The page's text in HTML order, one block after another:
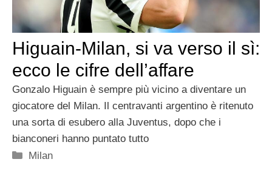
Higuain-Milan, si va verso il sì:
ecco le cifre dell’affare
Gonzalo Higuain è sempre più vicino a diventare un
giocatore del Milan. Il centravanti argentino è ritenuto
una sorta di esubero alla Juventus, dopo che i
bianconeri hanno puntato tutto
Categorie
Milan